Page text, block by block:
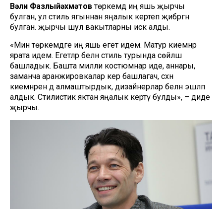
Вәли Фазлыйәхмәтовтөркемдә иң яшь җырчы
булган, ул стиль ягыннан яңалык кертеп җибәргән
булган. җырчы шул вакытларны искә алды.
«Мин төркемдәге иң яшь егет идем. Матур киемнәр
ярата идем. Егетләр белән стиль турында сөйләшә
башладык. Башта милли костюмнар иде, аннары,
заманча аранжировкалар керә башлагач, сәхнә
киемнәрен дә алмаштырдык, дизайнерлар белән эшләп
алдык. Стилистик яктан яңалык кертү булды», – диде
җырчы.